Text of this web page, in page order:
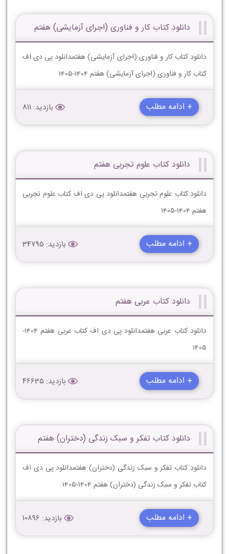
دانلود کتاب کار و فناوری (اجرای آزمایشی) هفتم
دانلود کتاب کار و فناوری (اجرای آزمایشی) هفتمدانلود پی دی اف
کتاب کار و فناوری (اجرای آزمایشی) هفتم 1404-1405
+ ادامه مطلب بازدید: 811
دانلود کتاب علوم تجربی هفتم
دانلود کتاب علوم تجربی هفتمدانلود پی دی اف کتاب علوم تجربی
هفتم 1404-1405
+ ادامه مطلب بازدید: 34795
دانلود کتاب عربی هفتم
دانلود کتاب عربی هفتمدانلود پی دی اف کتاب عربی هفتم 1404-
1405
+ ادامه مطلب بازدید: 46635
دانلود کتاب تفکر و سبک زندگی (دختران) هفتم
دانلود کتاب تفکر و سبک زندگی (دختران) هفتمدانلود پی دی اف
کتاب تفکر و سبک زندگی (دختران) هفتم 1404-1405
+ ادامه مطلب بازدید: 10896